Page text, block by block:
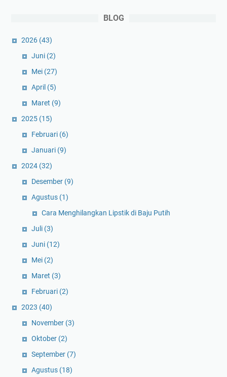
BLOG
2026 (43)
Juni (2)
Mei (27)
April (5)
Maret (9)
2025 (15)
Februari (6)
Januari (9)
2024 (32)
Desember (9)
Agustus (1)
Cara Menghilangkan Lipstik di Baju Putih
Juli (3)
Juni (12)
Mei (2)
Maret (3)
Februari (2)
2023 (40)
November (3)
Oktober (2)
September (7)
Agustus (18)